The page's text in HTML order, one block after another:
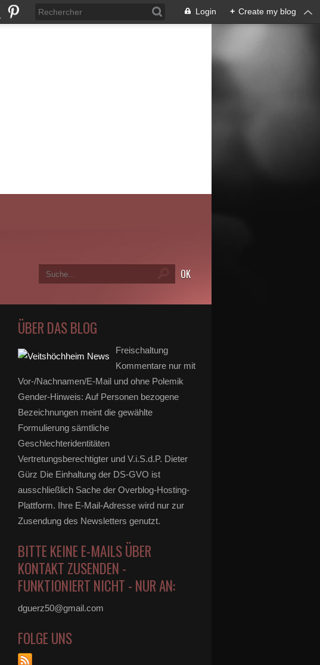
Login + Create my blog
ÜBER DAS BLOG
Freischaltung
Kommentare nur mit
Vor-/Nachnamen/E-Mail und ohne Polemik
Gender-Hinweis: Auf Personen bezogene
Bezeichnungen meint die gewählte
Formulierung sämtliche
Geschlechteridentitäten
Vertretungsberechtigter und V.i.S.d.P. Dieter
Gürz Die Einhaltung der DS-GVO ist
ausschließlich Sache der Overblog-Hosting-
Plattform. Ihre E-Mail-Adresse wird nur zur
Zusendung des Newsletters genutzt.
BITTE KEINE E-MAILS ÜBER
KONTAKT ZUSENDEN -
FUNKTIONIERT NICHT - NUR AN:
dguerz50@gmail.com
FOLGE UNS